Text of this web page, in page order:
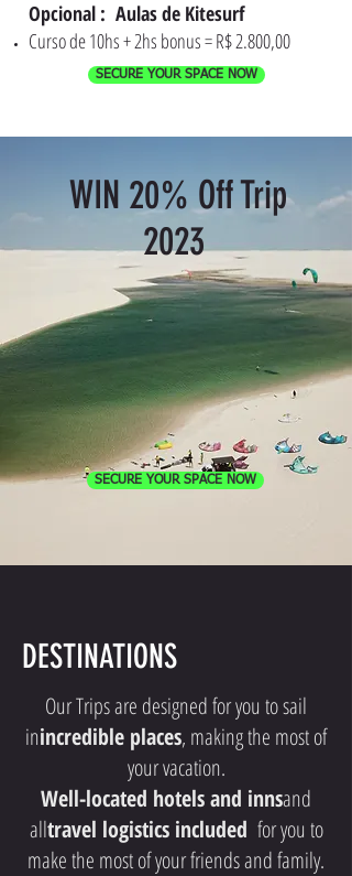
Opcional : Aulas de Kitesurf
Curso de 10hs + 2hs bonus = R$ 2.800,00
SECURE YOUR SPACE NOW
WIN 20% Off Trip
2023
SECURE YOUR SPACE NOW
DESTINATIONS
Our Trips are designed for you to sail
inincredible places, making the most of
your vacation.
Well-located hotels and innsand
alltravel logistics included for you to
make the most of your friends and family.